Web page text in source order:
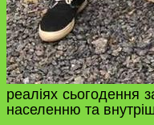
реаліях сьогодення
населенню та